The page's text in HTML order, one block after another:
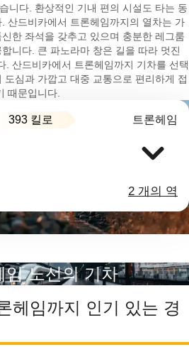
니다. 환상적인 기내 편의 시설도 타는 동
산드비카에서 트론헤임까지의 열차는 가
한 좌석을 갖추고 있으며 충분한 레그룸
니다. 큰 파노라마 창은 길을 따라 멋진
. 산드비카에서 트론헤임까지 기차를 선택
심과 가깝고 대중 교통으로 편리하게 접
때문입니다.
393 킬로 트론헤임
2 개의 역
임 노선의 기차
헤임까지 인기 있는 경